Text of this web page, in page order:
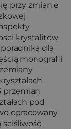
przy zmianie
krystalitów
dla
monografii
przemian
pod
opracowany
ściśliwość